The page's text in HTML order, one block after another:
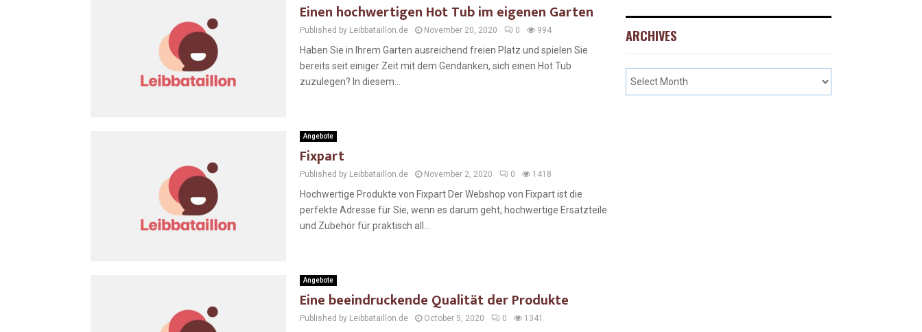
Einen hochwertigen Hot Tub im eigenen Garten
Published by Leibbataillon.de November 20, 2020 0 994
Haben Sie in Ihrem Garten ausreichend freien Platz und spielen Sie
bereits seit einiger Zeit mit dem Gendanken, sich einen Hot Tub
zuzulegen? In diesem...
Angebote
Fixpart
Published by Leibbataillon.de November 2, 2020 0 1418
Hochwertige Produkte von Fixpart Der Webshop von Fixpart ist die
perfekte Adresse für Sie, wenn es darum geht, hochwertige Ersatzteile
und Zubehör für praktisch all...
Angebote
Eine beeindruckende Qualität der Produkte
Published by Leibbataillon.de October 5, 2020 0 1341
ARCHIVES